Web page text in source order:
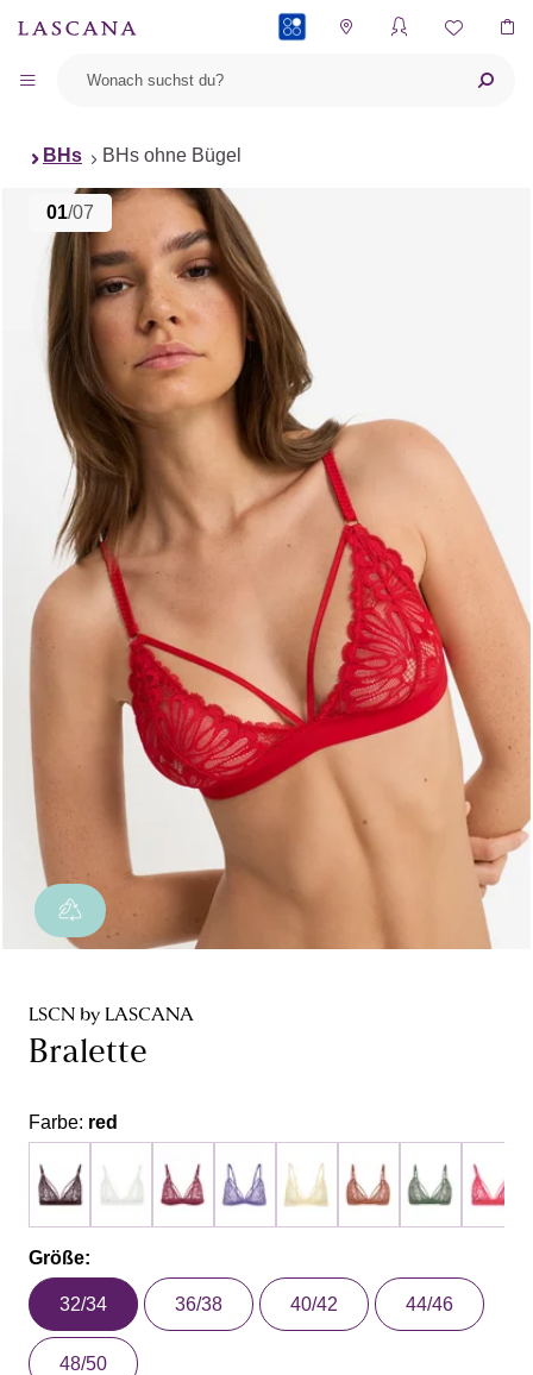
BHs BHs ohne Bügel
01/07
LSCN by LASCANA
Bralette
Farbe: red
Größe:
32/34 36/38 40/42 44/46
48/50